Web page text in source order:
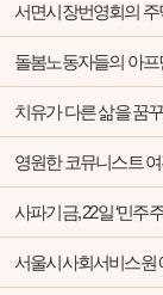
서면시장번영회의 주
돌봄노동자들의 아프
치유가 다른 삶을 꿈
영원한 코뮤니스트
사파기금, 22일 ‘민주
서울시사회서비스원